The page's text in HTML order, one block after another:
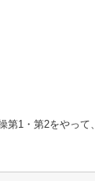
1・第2をやって